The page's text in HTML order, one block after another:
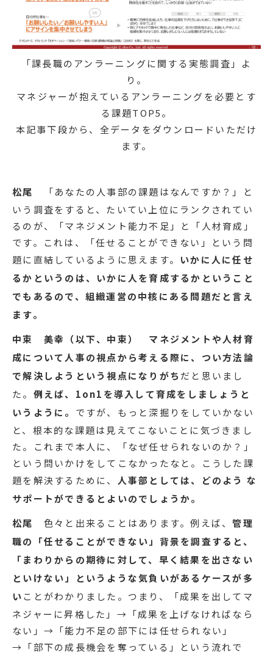
「課長職のアンラーニングに関する実態調査」よ
り。
マネジャーが抱えているアンラーニングを必要とす
る課題TOP5。
本記事下段から、全データをダウンロードいただけ
ます。
松尾
「あなたの人事部の課題はなんですか？」と
いう調査をすると、たいてい上位にランクされてい
るのが、「マネジメント能力不足」と「人材育成」
です。これは、「任せることができない」という問
題に直結しているように思えます。 いかに人に任せ
るかというのは、いかに人を育成するかということ
でもあるので、組織運営の中核にある問題だと言え
ます。
中束 美幸（以下、中束）
マネジメントや人材育
成について人事の視点から考える際に、つい方法論
で解決しようという視点になりがち だと思いまし
た。 例えば、1on1を導入して育成をしましょうと
いうように。 ですが、もっと深掘りをしていかない
と、根本的な課題は見えてこないことに気づきまし
た。これまで本人に、「なぜ任せられないのか？」
という問いかけをしてこなかったなと。こうした課
題を解決するために、 人事部としては、どのよう な
サポートができるとよいのでしょうか。
松尾
色々と出来ることはあります。例えば、管理
職の「任せることができない」背景を調査すると、
「まわりからの期待に対して、早く結果を出さない
といけない」というような気負いがあるケースが多
いことがわかりました。つまり、「成果を出してマ
ネジャーに昇格した」→「成果を上げなければなら
ない」→「能力不足の部下には任せられない」
→「部下の成長機会を奪っている」という流れで